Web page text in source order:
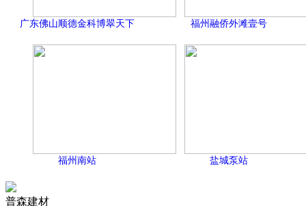
广东佛山顺德金科博翠天下 福州融侨外滩壹号
福州南站 盐城泵站
普森建材